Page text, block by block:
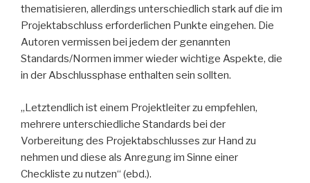
thematisieren, allerdings unterschiedlich stark auf die im
Projektabschluss erforderlichen Punkte eingehen. Die
Autoren vermissen bei jedem der genannten
Standards/Normen immer wieder wichtige Aspekte, die
in der Abschlussphase enthalten sein sollten.
„Letztendlich ist einem Projektleiter zu empfehlen,
mehrere unterschiedliche Standards bei der
Vorbereitung des Projektabschlusses zur Hand zu
nehmen und diese als Anregung im Sinne einer
Checkliste zu nutzen“ (ebd.).